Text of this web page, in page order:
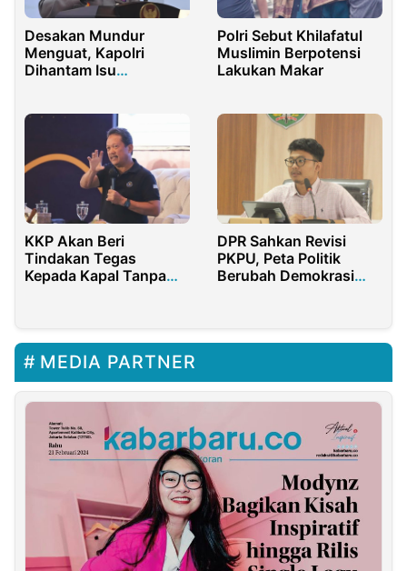
Desakan Mundur
Menguat, Kapolri
Dihantam Isu
Polri Sebut Khilafatul
Muslimin Berpotensi
Lakukan Makar
KKP Akan Beri
Tindakan Tegas
Kepada Kapal Tanpa
DPR Sahkan Revisi
PKPU, Peta Politik
Berubah Demokrasi
MEDIA PARTNER